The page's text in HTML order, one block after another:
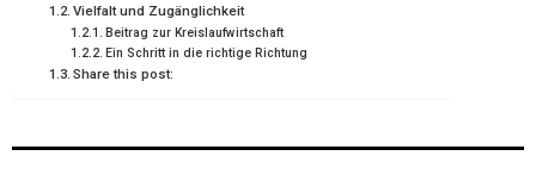
T
E
)
O
K S
Vielfalt und Zugänglichkeit
Beitrag zur Kreislaufwirtschaft
Ein Schritt in die richtige Richtung
Share this post: